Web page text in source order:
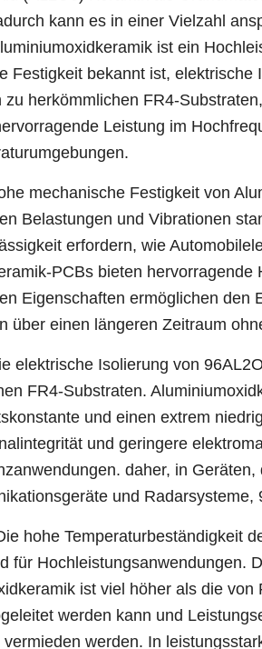
kann es in einer Vielzahl
ist ein
Festigkeit bekannt ist,
zu herkömmlichen FR4-
Leistung im
mechanische Festigkeit von
Belastungen und Vibrationen
erfordern, wie
PCBs bieten
Eigenschaften ermöglichen den
über einen längeren Zeitraum
elektrische Isolierung von
FR4-Substraten.
und einen extrem
und geringere
daher, in
und
hohe Temperaturbeständigkeit
für Hochleistungsanwendungen.
ist viel höher als die
werden kann und
vermieden werden. In